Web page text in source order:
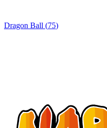
Dragon Ball (75)